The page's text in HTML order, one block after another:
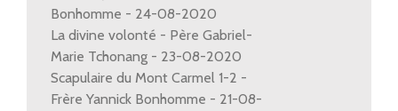
Bonhomme - 24-08-2020
La divine volonté - Père Gabriel-
Marie Tchonang - 23-08-2020
Scapulaire du Mont Carmel 1-2 -
Frère Yannick Bonhomme - 21-08-